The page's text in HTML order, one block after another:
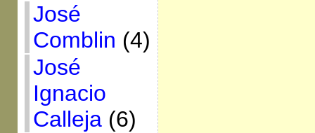
José
Comblin (4)
José
Ignacio
Calleja(6)